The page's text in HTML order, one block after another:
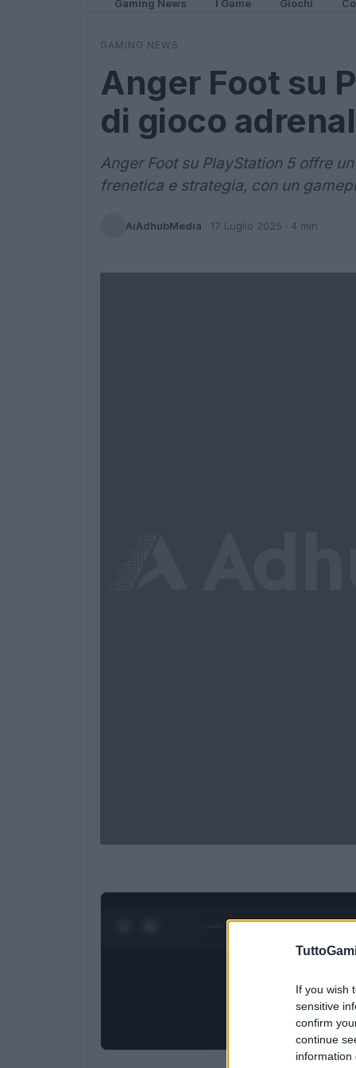
If you wish
sensitive
confirm
continue
information
Gaming News I Game Giochi
GAMING NEWS
Anger Foot su
di gioco
Anger Foot su PlayStation 5 offre
frenetica e strategia, con un
AiAdhubMedia · 17 Luglio 2025 · 4 min